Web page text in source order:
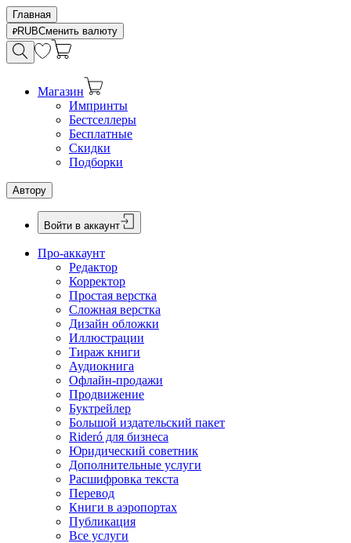
Главная
RUBСменить валюту
Магазин
Импринты
Бестселлеры
Бесплатные
Скидки
Подборки
Автору
Войти в аккаунт
Про-аккаунт
Редактор
Корректор
Простая верстка
Сложная верстка
Дизайн обложки
Иллюстрации
Тираж книги
Аудиокнига
Офлайн-продажи
Продвижение
Буктрейлер
Большой издательский пакет
Rideró для бизнеса
Юридический советник
Дополнительные услуги
Расшифровка текста
Перевод
Книги в аэропортах
Публикация
Все услуги